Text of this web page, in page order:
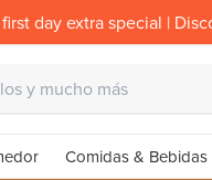
day extra special |
Comidas & Bebidas